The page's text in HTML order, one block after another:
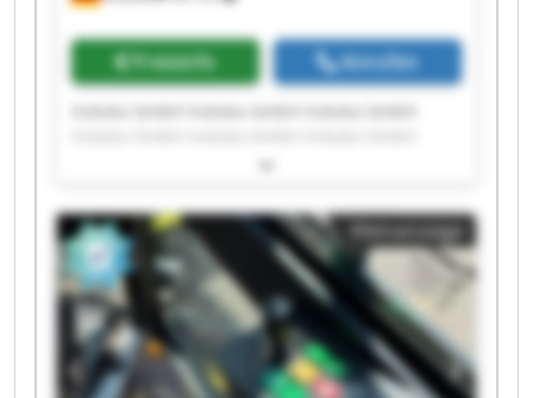
Preisinfo Anrufen
Induba GmbH Induba GmbH Induba GmbH
Induba GmbH Induba GmbH Induba GmbH
Induba GmbH Induba GmbH Induba GmbH
Induba GmbH Induba GmbH
Kleinanzeige